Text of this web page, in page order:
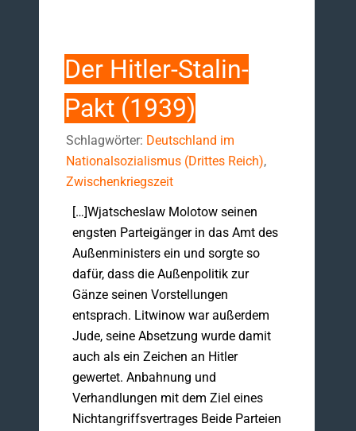
Der Hitler-Stalin-
Pakt (1939)
Schlagwörter: Deutschland im
Nationalsozialismus (Drittes Reich),
Zwischenkriegszeit
[…]Wjatscheslaw Molotow seinen
engsten Parteigänger in das Amt des
Außenministers ein und sorgte so
dafür, dass die Außenpolitik zur
Gänze seinen Vorstellungen
entsprach. Litwinow war außerdem
Jude, seine Absetzung wurde damit
auch als ein Zeichen an Hitler
gewertet. Anbahnung und
Verhandlungen mit dem Ziel eines
Nichtangriffsvertrages Beide Parteien